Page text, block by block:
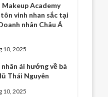
Makeup Academy
vinh nhan sắc tại
nhân Châu Á
10, 2025
ái hướng về bà
Thái Nguyên
10, 2025